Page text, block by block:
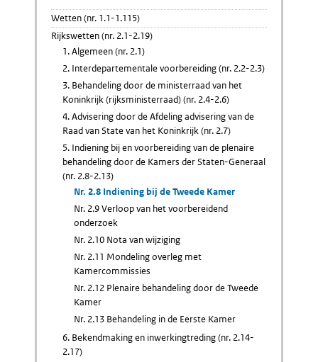
Wetten (nr. 1.1-1.115)
Rijkswetten (nr. 2.1-2.19)
1. Algemeen (nr. 2.1)
2. Interdepartementale voorbereiding (nr. 2.2-2.3)
3. Behandeling door de ministerraad van het
Koninkrijk (rijksministerraad) (nr. 2.4-2.6)
4. Advisering door de Afdeling advisering van de
Raad van State van het Koninkrijk (nr. 2.7)
5. Indiening bij en voorbereiding van de plenaire
behandeling door de Kamers der Staten-Generaal
(nr. 2.8-2.13)
Nr. 2.8 Indiening bij de Tweede Kamer
Nr. 2.9 Verloop van het voorbereidend
onderzoek
Nr. 2.10 Nota van wijziging
Nr. 2.11 Mondeling overleg met
Kamercommissies
Nr. 2.12 Plenaire behandeling door de Tweede
Kamer
Nr. 2.13 Behandeling in de Eerste Kamer
6. Bekendmaking en inwerkingtreding (nr. 2.14-
2.17)